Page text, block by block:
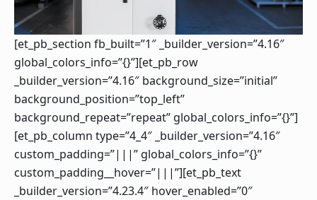
[et_pb_section fb_built=”1″ _builder_version=”4.16″
global_colors_info=”{}”][et_pb_row
_builder_version=”4.16″ background_size=”initial”
background_position=”top_left”
background_repeat=”repeat” global_colors_info=”{}”]
[et_pb_column type=”4_4″ _builder_version=”4.16″
custom_padding=”|||” global_colors_info=”{}”
custom_padding__hover=”|||”][et_pb_text
_builder_version=”4.23.4″ hover_enabled=”0″